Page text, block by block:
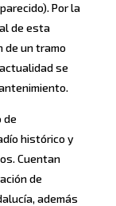
Por la
de esta
de un tramo
se
de
histórico y
Cuentan
de
además